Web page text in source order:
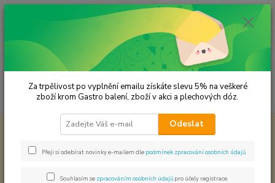
Menu
Hledat
ks
za 0,00 Kč
Koření od Samuela podle způsobu použití Masala Garam
Masala Garam
Za trpělivost po vyplnění emailu získáte slevu 5% na veškeré
zboží krom Gastro balení, zboží v akci a plechových dóz.
Odeslat
Přeji si odebírat novinky e-mailem dle podmínek zpracování osobních údajů
Souhlasím se zpracováním osobních údajů pro účely registrace.